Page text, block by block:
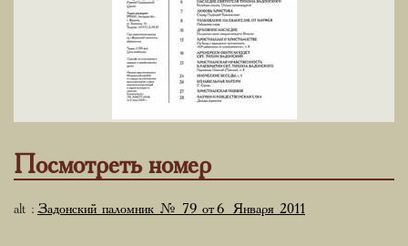
Посмотреть номер
alt : Задонский паломник № 79 от 6 Января 2011